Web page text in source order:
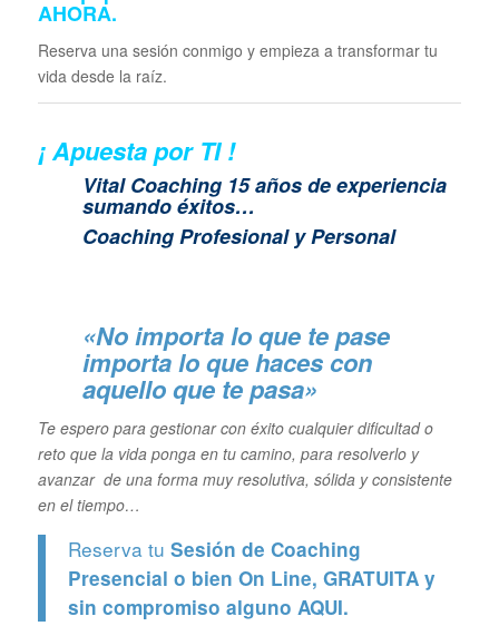
AHORA.
Reserva una sesión conmigo y empieza a transformar tu
vida desde la raíz.
¡ Apuesta por TI !
Vital Coaching 15 años de experiencia
sumando éxitos…
Coaching Profesional y Personal
«No importa lo que te pase
importa lo que haces con
aquello que te pasa»
Te espero para gestionar con éxito cualquier dificultad o
reto que la vida ponga en tu camino, para resolverlo y
avanzar de una forma muy resolutiva, sólida y consistente
en el tiempo…
Reserva tu Sesión de Coaching
Presencial o bien On Line, GRATUITA y
sin compromiso alguno AQUI.